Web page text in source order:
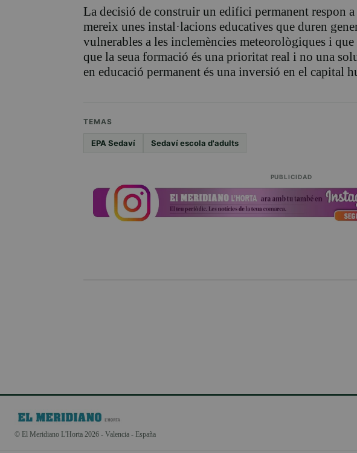
La decisió de construir un edifici permanent respon
mereix unes instal·lacions educatives que duren
vulnerables a les inclemències meteorològiques i
que la seua formació és una prioritat real i no una
en educació permanent és una inversió en el capital
TEMAS
EPA Sedaví Sedaví escola d'adults
PUBLICIDAD
© El Meridiano L'Horta 2026 - Valencia - España